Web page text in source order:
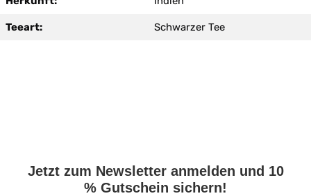
Teeart: Schwarzer Tee
Jetzt zum Newsletter anmelden und 10
% Gutschein sichern!